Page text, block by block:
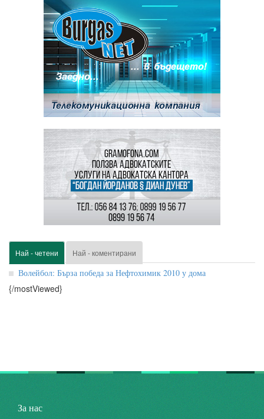
Най - четени Най - коментирани
Волейбол: Бърза победа за Нефтохимик 2010 у дома
{/mostViewed}
За нас